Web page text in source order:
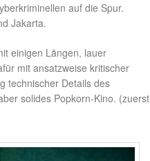
auf die Spur.
Jakarta.
einigen Längen, lauer
mit ansatzweise kritischer
technischer Details des
solides Popkorn-Kino. (zuerst